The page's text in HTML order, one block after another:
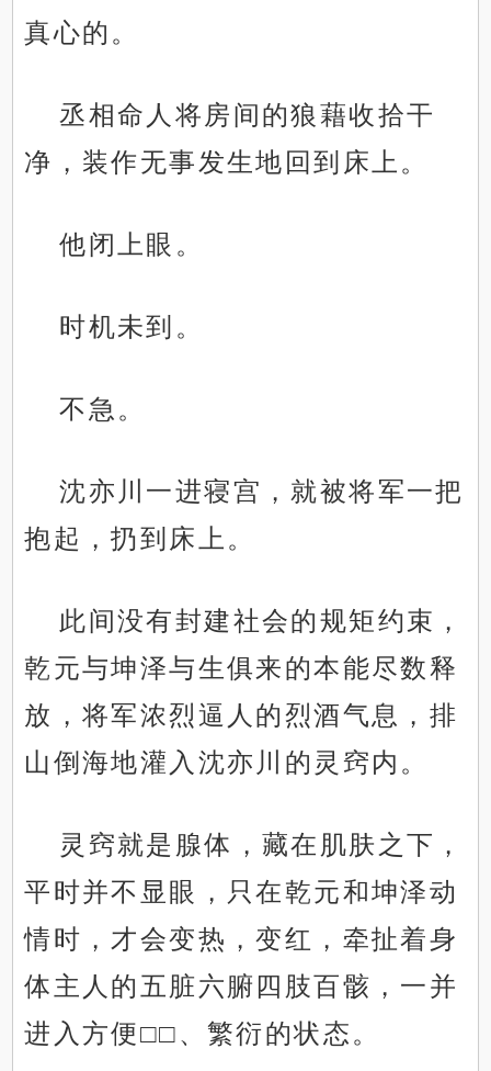
真心的。
丞相命人将房间的狼藉收拾干
净，装作无事发生地回到床上。
他闭上眼。
时机未到。
不急。
沈亦川一进寝宫，就被将军一把
抱起，扔到床上。
此间没有封建社会的规矩约束，
乾元与坤泽与生俱来的本能尽数释
放，将军浓烈逼人的烈酒气息，排
山倒海地灌入沈亦川的灵窍内。
灵窍就是腺体，藏在肌肤之下，
平时并不显眼，只在乾元和坤泽动
情时，才会变热，变红，牵扯着身
体主人的五脏六腑四肢百骸，一并
进入方便□□、繁衍的状态。